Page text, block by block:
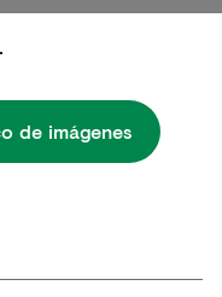
de imágenes